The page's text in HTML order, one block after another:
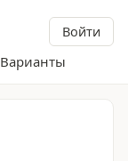
Войти
Варианты